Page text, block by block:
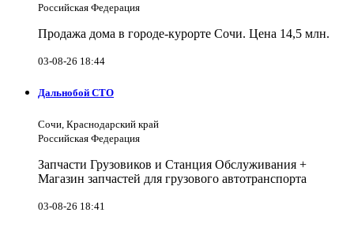
Российская Федерация
Продажа дома в городе-курорте Сочи. Цена 14,5 млн.
03-08-26 18:44
Дальнобой СТО
Сочи, Краснодарский край
Российская Федерация
Запчасти Грузовиков и Станция Обслуживания +
Магазин запчастей для грузового автотранспорта
03-08-26 18:41